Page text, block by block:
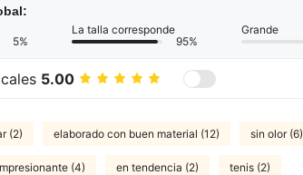
5%
La talla corresponde
95%
Grande
5.00
(2) elaborado con buen material (12) sin olor (6)
(4) en tendencia (2) tenis (2)